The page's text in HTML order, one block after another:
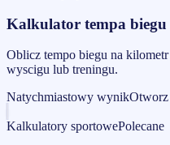
Kalkulator tempa biegu
Oblicz tempo biegu na
wyscigu lub treningu.
Natychmiastowy wynikOtworz
Kalkulatory sportowePolecane